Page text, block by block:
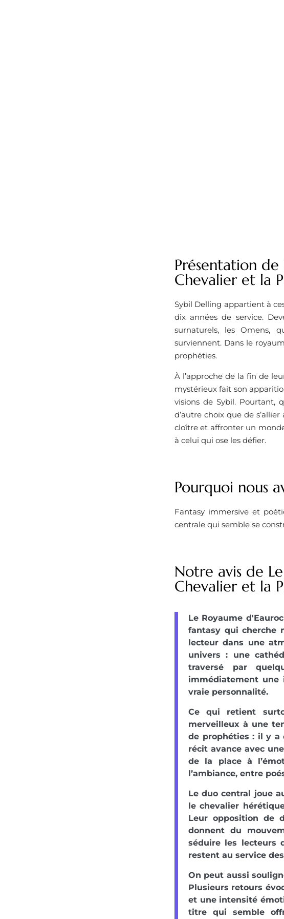
Présentation
Chevalier et la
Sybil Delling appartient à
dix années de service.
surnaturels, les Omens,
surviennent. Dans le
prophéties.
À l’approche de la fin de
mystérieux fait son
visions de Sybil. Pourtant,
d’autre choix que de
cloître et affronter un
à celui qui ose les défier.
Pourquoi nous
Fantasy immersive et
centrale qui semble se
Notre avis de
Chevalier et la
Le Royaume
fantasy qui cherche
lecteur dans une
univers : une
traversé par
immédiatement une
vraie personnalité.
Ce qui retient
merveilleux à une
de prophéties : il y a
récit avance avec
de la place à
l’ambiance, entre
Le duo central joue
le chevalier
Leur opposition de
donnent du
séduire les lecteurs
restent au service
On peut aussi
Plusieurs retours
et une intensité
titre qui semble